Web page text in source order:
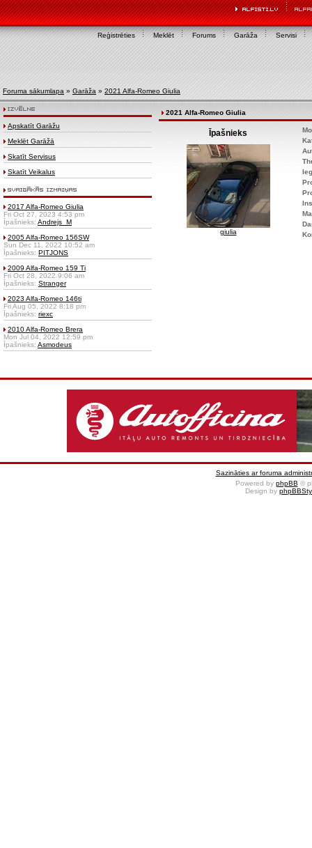
Reģistrēties Meklēt Forums Garāža Servisi
Foruma sākumlapa » Garāža » 2021 Alfa-Romeo Giulia
Apskatīt Garāžu
Meklēt Garāžā
Skatīt Servisus
Skatīt Veikalus
2017 Alfa-Romeo Giulia
Fri Oct 27, 2023 4:53 pm
Īpašnieks: Andrejs_M
2005 Alfa-Romeo 156SW
Sun Dec 11, 2022 10:52 am
Īpašnieks: PITJONS
2009 Alfa-Romeo 159 Ti
Fri Oct 28, 2022 9:06 am
Īpašnieks: Stranger
2023 Alfa-Romeo 146ti
Fri Aug 05, 2022 8:18 pm
Īpašnieks: riexc
2010 Alfa-Romeo Brera
Mon Jul 04, 2022 12:59 pm
Īpašnieks: Asmodeus
2021 Alfa-Romeo Giulia
Īpašnieks
giulia
Sazināties ar foruma
Powered by phpBB ©
Design by